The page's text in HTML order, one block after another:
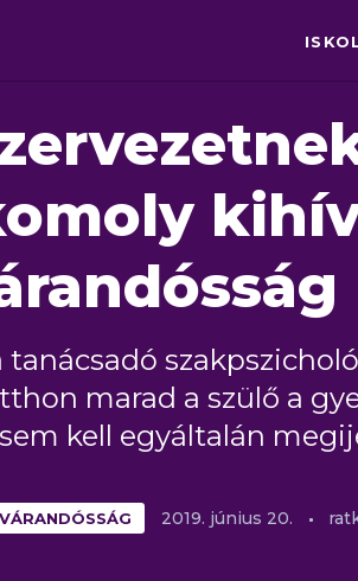
tanácsadó
marad a szülő a
kell egyáltalán
VÁRANDÓSSÁG 2019. június 20.